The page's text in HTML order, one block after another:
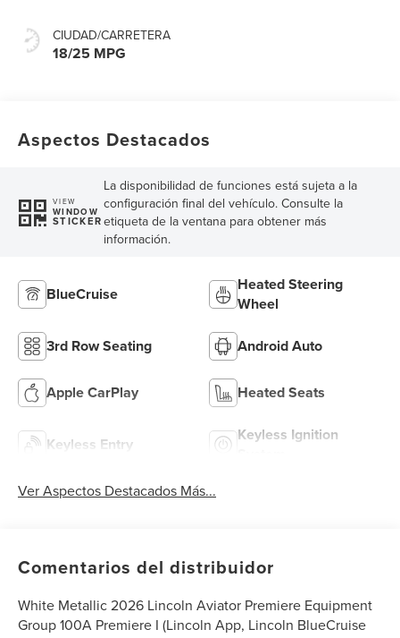
CIUDAD/CARRETERA
18/25 MPG
Aspectos Destacados
VIEW
WINDOW
STICKER
La disponibilidad de funciones está sujeta a la
configuración final del vehículo. Consulte la
etiqueta de la ventana para obtener más
información.
BlueCruise
Heated Steering
Wheel
3rd Row Seating Android Auto
Apple CarPlay Heated Seats
Keyless Entry
Keyless Ignition
Ver Aspectos Destacados Más...
Comentarios del distribuidor
White Metallic 2026 Lincoln Aviator Premiere Equipment
Group 100A Premiere I (Lincoln App, Lincoln BlueCruise